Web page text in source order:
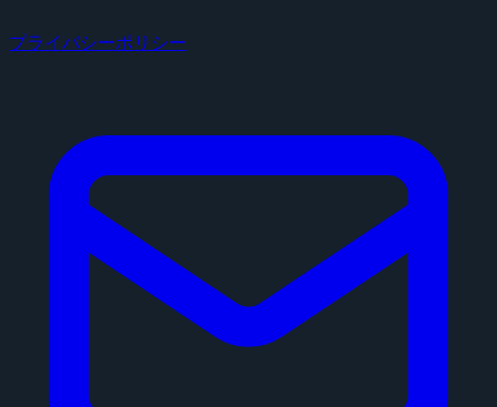
プライバシーポリシー